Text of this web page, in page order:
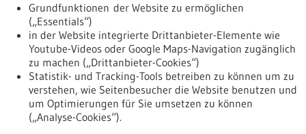
Kreis
Als gemeinsame Veranstaltung von BIOPRO Baden-
Württemberg und dem Landratsamt Alb-Donau-Kreis fand
am 5. Juli 2022 im Rahmen des Interreg-
Donauraumprogrammprojektes „GoDanuBio“ der Workshop
„Bioökonomie im Alb-Donau-Kreis: Ansatzpunkte für eine
nachhaltigere Wirtschaftsweise durch intelligente Nutzung
von Biomasse und Reststoffen“ statt.
Grundfunktionen der Website zu ermöglichen
(„Essentials“)
in der Website integrierte Drittanbieter-Elemente wie
Youtube-Videos oder Google Maps-Navigation zugänglich
zu machen („Drittanbieter-Cookies“)
Statistik- und Tracking-Tools betreiben zu können um zu
verstehen, wie Seitenbesucher die Website benutzen und
um Optimierungen für Sie umsetzen zu können
(„Analyse-Cookies“).